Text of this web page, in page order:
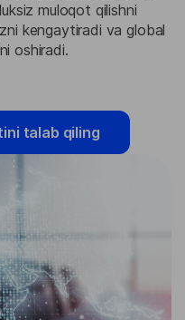
muloqot qilishni
kengaytiradi va global
oshiradi.
talab qiling